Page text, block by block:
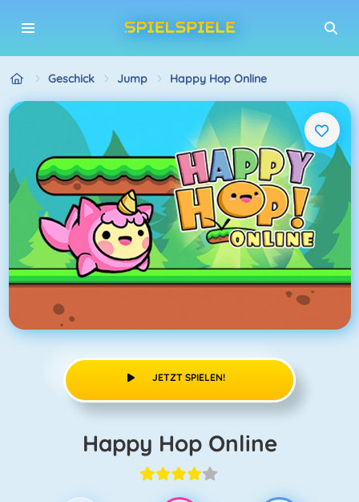
Geschick Jump Happy Hop Online
JETZT SPIELEN!
Happy Hop Online